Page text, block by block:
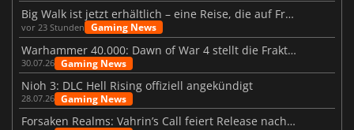
Big Walk ist jetzt erhältlich – eine Reise, die auf Freundschaft basiert
vor 23 Stunden Gaming News
Warhammer 40.000: Dawn of War 4 stellt die Fraktion der Necrons vor
30.07.26 Gaming News
Nioh 3: DLC Hell Rising offiziell angekündigt
28.07.26 Gaming News
Forsaken Realms: Vahrin’s Call feiert Release nach 10 Jahren